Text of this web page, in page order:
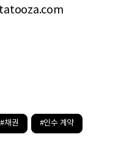
#채권 #인수 계약